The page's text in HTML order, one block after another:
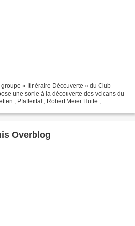
« Itinéraire Découverte » du Club
une sortie à la découverte des volcans du
; Pfaffental ; Robert Meier Hütte ;
Article publié depuis Overblog